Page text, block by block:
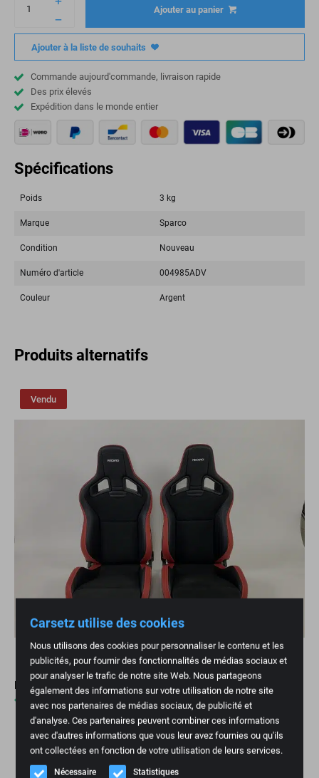
Carsetz utilise des cookies
Nous utilisons des cookies pour personnaliser le contenu et les
publicités, pour fournir des fonctionnalités de médias sociaux et
pour analyser le trafic de notre site Web. Nous partageons
également des informations sur votre utilisation de notre site
avec nos partenaires de médias sociaux, de publicité et
d'analyse. Ces partenaires peuvent combiner ces informations
avec d'autres informations que vous leur avez fournies ou qu'ils
ont collectées en fonction de votre utilisation de leurs services.
Nécessaire
Statistiques
Ajouter au panier
Ajouter à la liste de souhaits
Commande aujourd'commande, livraison rapide
Des prix élevés
Expédition dans le monde entier
Spécifications
Poids 3 kg
Marque Sparco
Condition Nouveau
Numéro d'article 004985ADV
Couleur Argent
Produits alternatifs
Vendu
RECARO Sportster CS Performance Edition
€
En rupture de stock